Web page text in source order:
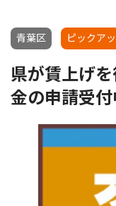
青葉区 ピックアッ
県が賃上げ
金の申請受付